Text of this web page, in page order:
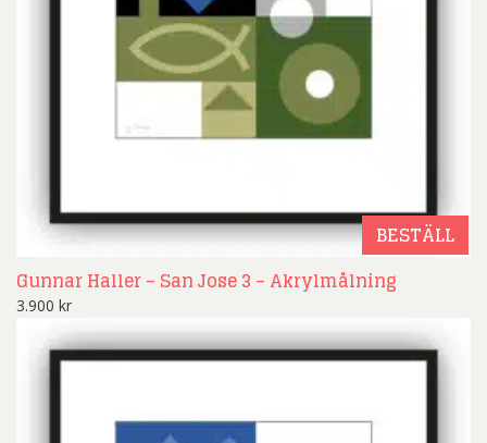
BESTÄLL
Gunnar Haller – San Jose 3 – Akrylmålning
3.900 kr